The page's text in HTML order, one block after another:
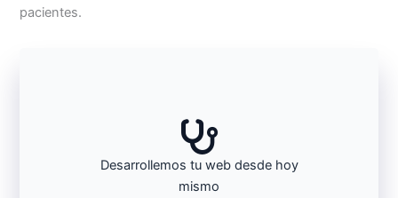
pacientes.
Desarrollemos tu web desde hoy
mismo